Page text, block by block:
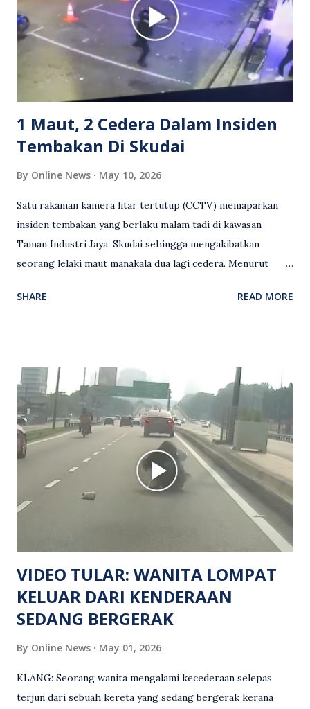
media sosial mengenai insiden tersebut ialah ramai yang
meluahkan rasa marah terhadap tindakan lelaki berkenaan
serta memuji pemandu Grab kerana campur tangan.
Sebahagian netizen turut meminta pihak berkuasa
mengambil tindakan tegas, manakala ada yang bersimpati
terhadap wanita dipercayai menjadi mangs...
1 Maut, 2 Cedera Dalam Insiden
Tembakan Di Skudai
By Online News May 10, 2026
Satu rakaman kamera litar tertutup (CCTV) memaparkan
insiden tembakan yang berlaku malam tadi di kawasan
Taman Industri Jaya, Skudai sehingga mengakibatkan
seorang lelaki maut manakala dua lagi cedera. Menurut
kejadian berlaku sekitar jam 11 malam dan pihak polis
hiburan di kawasan berkenaan. Seorang mangsa disahkan
meninggal dunia di lokasi kejadian akibat terkena tembakan,
manakala seorang lagi mangsa mengalami kecederaan.
Turut dipercayai terdapat seorang lagi individu cedera
namun identitinya masih belum dikenal pasti selepas dibawa
keluar dari lokasi oleh kenalannya. Polis kini sedang giat
mengesan dua suspek yang masih bebas bagi membantu
siasatan lanjut. Kes disiasat mengikut Seksyen 302 Kanun
Keseksaan kerana membunuh. Orang ramai yang mempunyai
maklumat diminta t...
SHARE READ MORE
VIDEO TULAR: WANITA LOMPAT
KELUAR DARI KENDERAAN
SEDANG BERGERAK
By Online News May 01, 2026
KLANG: Seorang wanita mengalami kecederaan selepas
terjun dari sebuah kereta yang sedang bergerak kerana